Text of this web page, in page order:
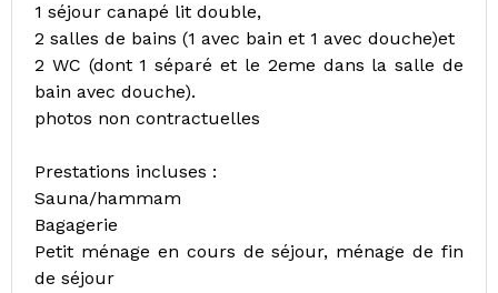
1 séjour canapé lit double,
2 salles de bains (1 avec bain et 1 avec douche)et
2 WC (dont 1 séparé et le 2eme dans la salle de
bain avec douche).
photos non contractuelles
Prestations incluses :
Sauna/hammam
Bagagerie
Petit ménage en cours de séjour, ménage de fin
de séjour